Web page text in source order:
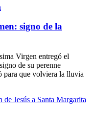
signo de la
Virgen entregó el
de su perenne
para que volviera la lluvia